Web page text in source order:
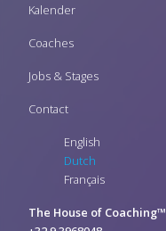
Kalender
Coaches
Jobs & Stages
Contact
English
Dutch
Français
The House of Coaching™